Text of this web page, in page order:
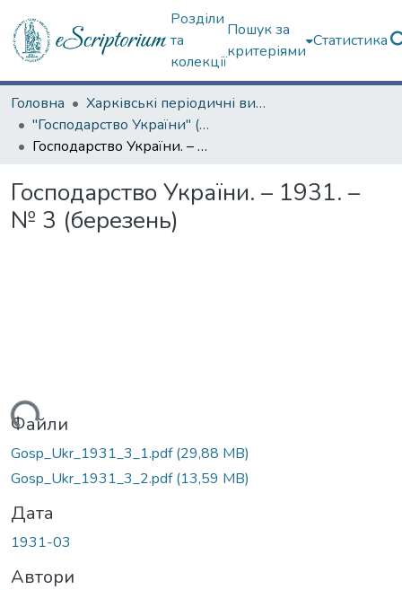
Розділи
та
колекції
Пошук за
критеріями
Статистика
Головна
Харківські періодичні видання
"Господарство України" (1929 р.)
Господарство України. – 1931. – № 3 (березень)
Господарство України. – 1931. –
№ 3 (березень)
Файли
Gosp_Ukr_1931_3_1.pdf(29,88 MB)
Gosp_Ukr_1931_3_2.pdf(13,59 MB)
Дата
1931-03
Автори